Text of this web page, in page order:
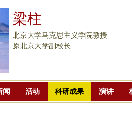
主
梁柱
北京大学马克思主义学院教授
原北京大学副校长
闻 活动 科研成果 演讲